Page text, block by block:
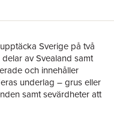
Sverige på två
av Svealand samt
och innehåller
underlag – grus eller
samt sevärdheter att